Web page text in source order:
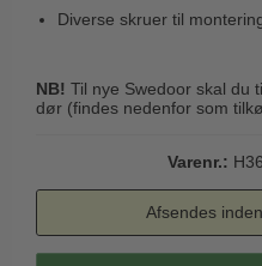
Turnstyle Designs Dørgreb
Trædørgreb på Langskilt
Diverse skruer til
NB! Til nye Swedoor skal du
dør (findes nedenfor som
Varenr.:
Afsendes